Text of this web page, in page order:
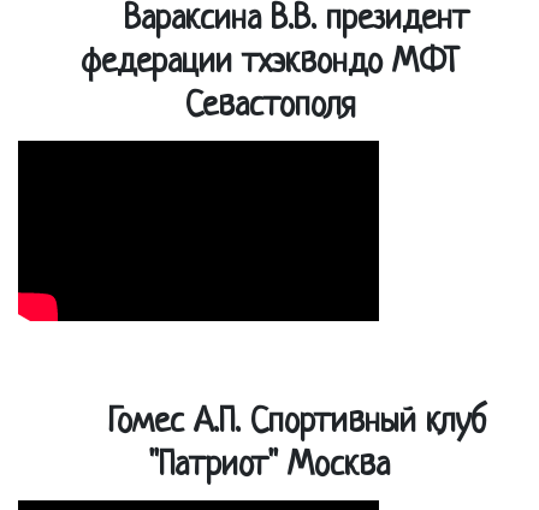
Вараксина В.В. президент
федерации тхэквондо МФТ
Севастополя
Гомес А.П. Спортивный клуб
"Патриот" Москва